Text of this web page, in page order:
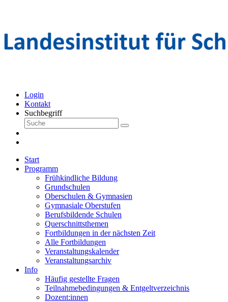
Login
Kontakt
Suchbegriff
Start
Programm
Frühkindliche Bildung
Grundschulen
Oberschulen & Gymnasien
Gymnasiale Oberstufen
Berufsbildende Schulen
Querschnittsthemen
Fortbildungen in der nächsten Zeit
Alle Fortbildungen
Veranstaltungskalender
Veranstaltungsarchiv
Info
Häufig gestellte Fragen
Teilnahmebedingungen & Entgeltverzeichnis
Dozent:innen